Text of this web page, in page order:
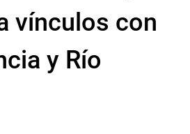
vínculos con
y Río